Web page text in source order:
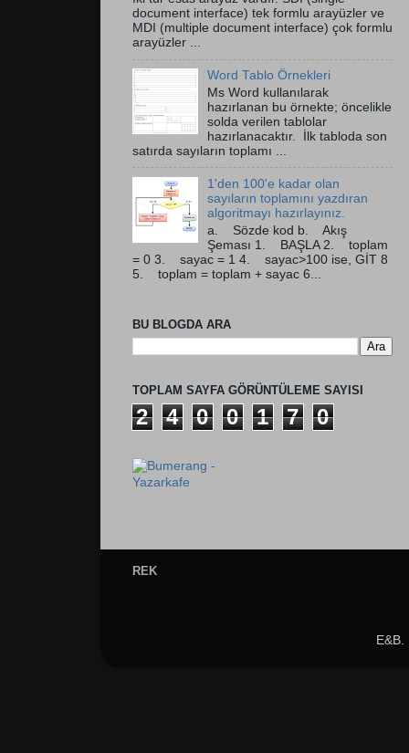
document interface) tek formlu arayüzler ve
MDI (multiple document interface) çok formlu
arayüzler ...
Word Tablo Örnekleri
Ms Word kullanılarak
hazırlanan bu örnekte; öncelikle
solda verilen tablolar
hazırlanacaktır. İlk tabloda son
satırda sayıların toplamı ...
1'den 100'e kadar olan
sayıların toplamını yazdıran
algoritmayı hazırlayınız.
a. Sözde kod b. Akış
Şeması 1. BAŞLA 2. toplam
= 0 3. sayac = 1 4. sayac>100 ise, GİT 8
5. toplam = toplam + sayac 6...
BU BLOGDA ARA
TOPLAM SAYFA GÖRÜNTÜLEME SAYISI
2 4 0 0 1 7 0
REK
E&B.